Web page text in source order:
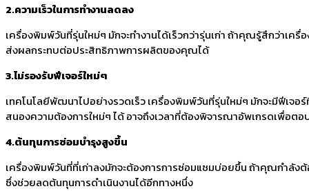
2.ความเร็วในการทำงานลดลง
เครื่องพิมพ์วันที่รุ่นใหม่ๆ มักจะทำงานได้เร็วกว่ารุ่นเก่า ถ้าคุณรู้สึกว่าเ
ส่งผลกระทบต่อประสิทธิภาพการผลิตของคุณได้
3.ไม่รองรับฟีเจอร์ใหม่ๆ
เทคโนโลยีพัฒนาไปอย่างรวดเร็ว เครื่องพิมพ์วันที่รุ่นใหม่ๆ มักจะมีฟีเ
สนองความต้องการใหม่ๆ ได้ อาจถึงเวลาที่ต้องพิจารณาอัพเกรดเพื่อต
4.ต้นทุนการซ่อมบำรุงสูงขึ้น
เครื่องพิมพ์วันที่ที่เก่าลงมักจะต้องการการซ่อมแซมบ่อยขึ้น ถ้าคุณกำลังต้
ซึ่งช่วยลดต้นทุนการดำเนินงานได้อีกทางหนึ่ง